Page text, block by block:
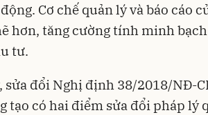
Cơ chế quản lý và báo cáo
hơn, tăng cường tính minh bạch
tư.
đổi Nghị định 38/2018/NĐ-
tạo có hai điểm sửa đổi pháp lý